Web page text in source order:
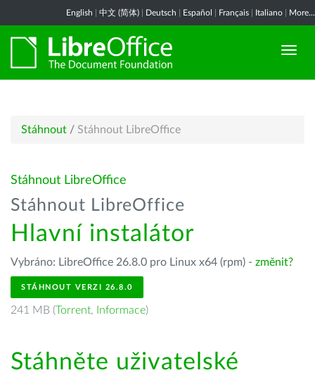
English 中文 (简体) Deutsch Español Français Italiano More...
Stáhnout / Stáhnout LibreOffice
Stáhnout LibreOffice
Stáhnout LibreOffice
Hlavní instalátor
Vybráno: LibreOffice 26.8.0 pro Linux x64 (rpm) - změnit?
STÁHNOUT VERZI 26.8.0
241 MB (Torrent, Informace)
Stáhněte uživatelské